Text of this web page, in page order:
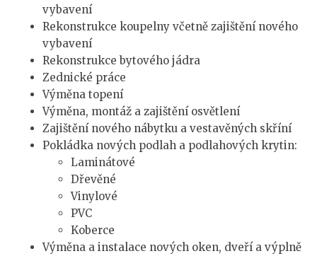
vybavení
Rekonstrukce koupelny včetně zajištění nového
vybavení
Rekonstrukce bytového jádra
Zednické práce
Výměna topení
Výměna, montáž a zajištění osvětlení
Zajištění nového nábytku a vestavěných skříní
Pokládka nových podlah a podlahových krytin:
Laminátové
Dřevěné
Vinylové
PVC
Koberce
Výměna a instalace nových oken, dveří a výplně